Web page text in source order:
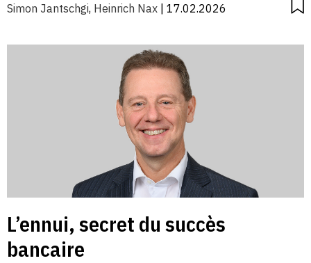
Simon Jantschgi, Heinrich Nax | 17.02.2026
L’ennui, secret du succès
bancaire